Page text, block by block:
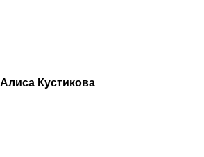
Алиса Кустикова